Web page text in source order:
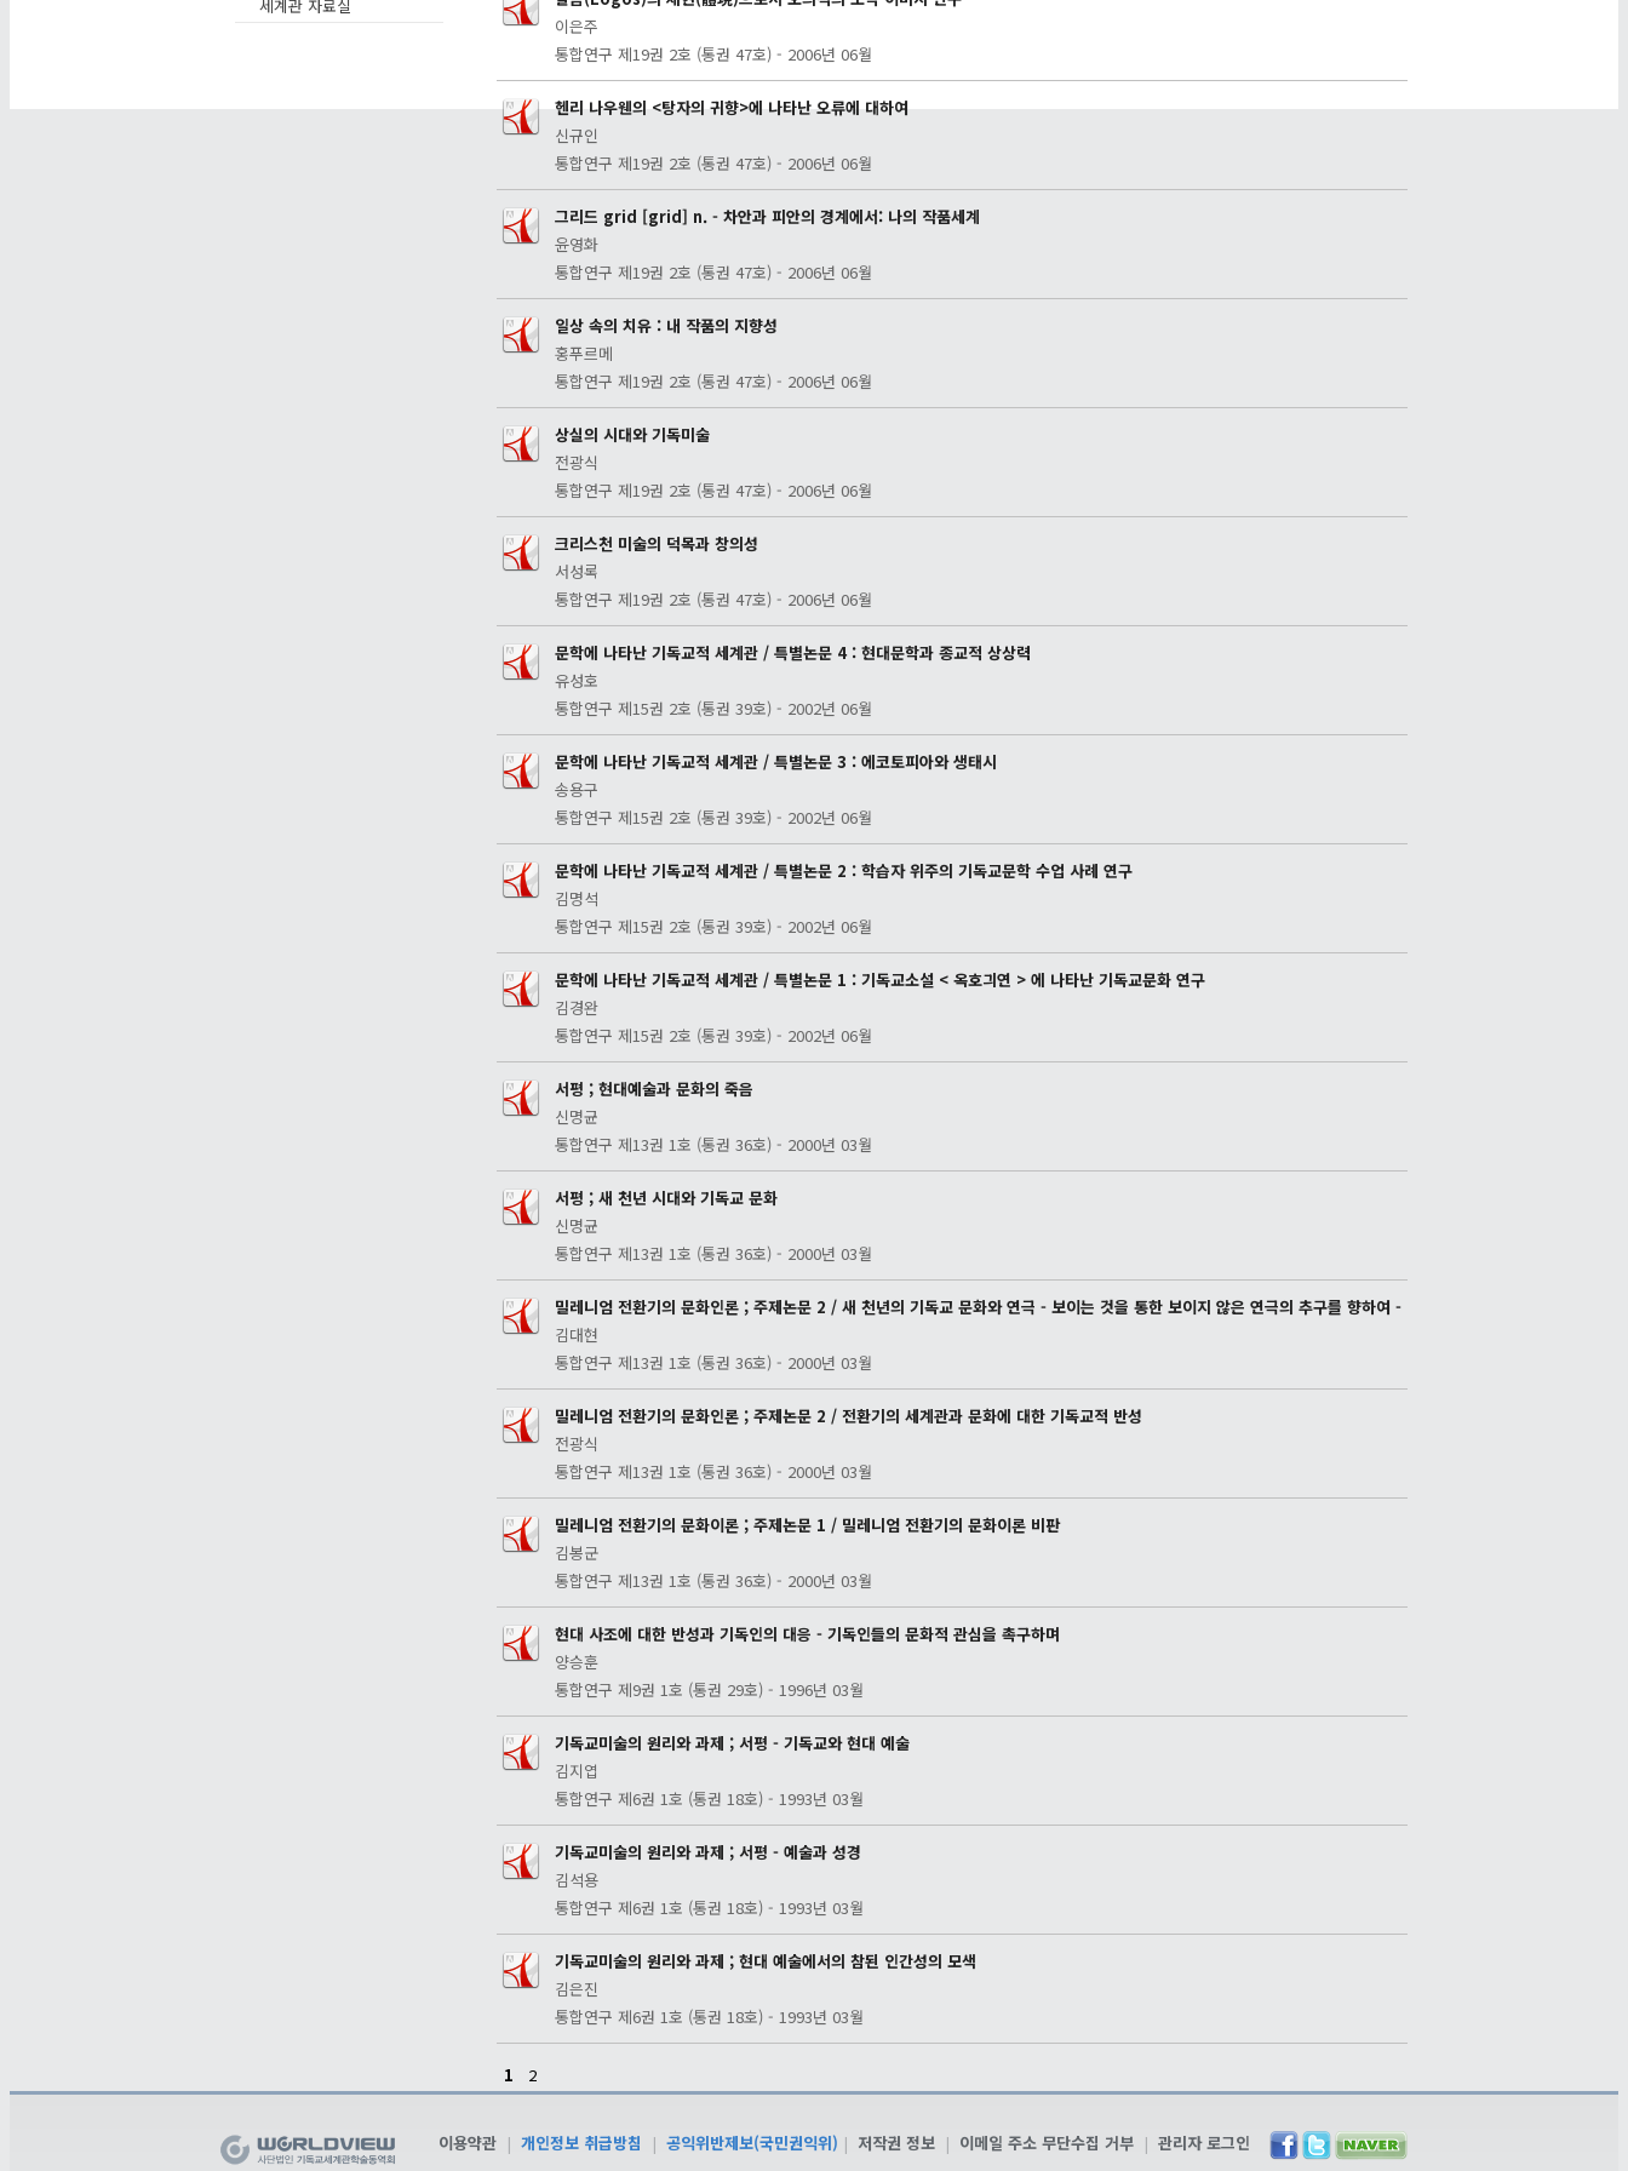
세계관 자료실
이은주
통합연구 제19권 2호 (통권 47호) - 2006년 06월
헨리 나우웬의 <탕자의 귀향>에 나타난 오류에 대하여
신규인
통합연구 제19권 2호 (통권 47호) - 2006년 06월
그리드 grid [grid] n. - 차안과 피안의 경계에서: 나의 작품세계
윤영화
통합연구 제19권 2호 (통권 47호) - 2006년 06월
일상 속의 치유 : 내 작품의 지향성
홍푸르메
통합연구 제19권 2호 (통권 47호) - 2006년 06월
상실의 시대와 기독미술
전광식
통합연구 제19권 2호 (통권 47호) - 2006년 06월
크리스천 미술의 덕목과 창의성
서성록
통합연구 제19권 2호 (통권 47호) - 2006년 06월
문학에 나타난 기독교적 세계관 / 특별논문 4 : 현대문학과 종교적 상상력
유성호
통합연구 제15권 2호 (통권 39호) - 2002년 06월
문학에 나타난 기독교적 세계관 / 특별논문 3 : 에코토피아와 생태시
송용구
통합연구 제15권 2호 (통권 39호) - 2002년 06월
문학에 나타난 기독교적 세계관 / 특별논문 2 : 학습자 위주의 기독교문학 수업 사례 연구
김명석
통합연구 제15권 2호 (통권 39호) - 2002년 06월
문학에 나타난 기독교적 세계관 / 특별논문 1 : 기독교소설 < 옥호긔연 > 에 나타난 기독교문화 연구
김경완
통합연구 제15권 2호 (통권 39호) - 2002년 06월
서평 ; 현대예술과 문화의 죽음
신명균
통합연구 제13권 1호 (통권 36호) - 2000년 03월
서평 ; 새 천년 시대와 기독교 문화
신명균
통합연구 제13권 1호 (통권 36호) - 2000년 03월
밀레니엄 전환기의 문화인론 ; 주제논문 2 / 새 천년의 기독교 문화와 연극 - 보이는 것을 통한 보이지 않은 연극의 추구를 향하여 -
김대현
통합연구 제13권 1호 (통권 36호) - 2000년 03월
밀레니엄 전환기의 문화인론 ; 주제논문 2 / 전환기의 세계관과 문화에 대한 기독교적 반성
전광식
통합연구 제13권 1호 (통권 36호) - 2000년 03월
밀레니엄 전환기의 문화이론 ; 주제논문 1 / 밀레니엄 전환기의 문화이론 비판
김봉군
통합연구 제13권 1호 (통권 36호) - 2000년 03월
현대 사조에 대한 반성과 기독인의 대응 - 기독인들의 문화적 관심을 촉구하며
양승훈
통합연구 제9권 1호 (통권 29호) - 1996년 03월
기독교미술의 원리와 과제 ; 서평 - 기독교와 현대 예술
김지엽
통합연구 제6권 1호 (통권 18호) - 1993년 03월
기독교미술의 원리와 과제 ; 서평 - 예술과 성경
김석용
통합연구 제6권 1호 (통권 18호) - 1993년 03월
기독교미술의 원리와 과제 ; 현대 예술에서의 참된 인간성의 모색
김은진
통합연구 제6권 1호 (통권 18호) - 1993년 03월
1 2
이용약관 | 개인정보 취급방침 | 공익위반제보(국민권익위) | 저작권 정보 | 이메일 주소 무단수집 거부 | 관리자 로그인